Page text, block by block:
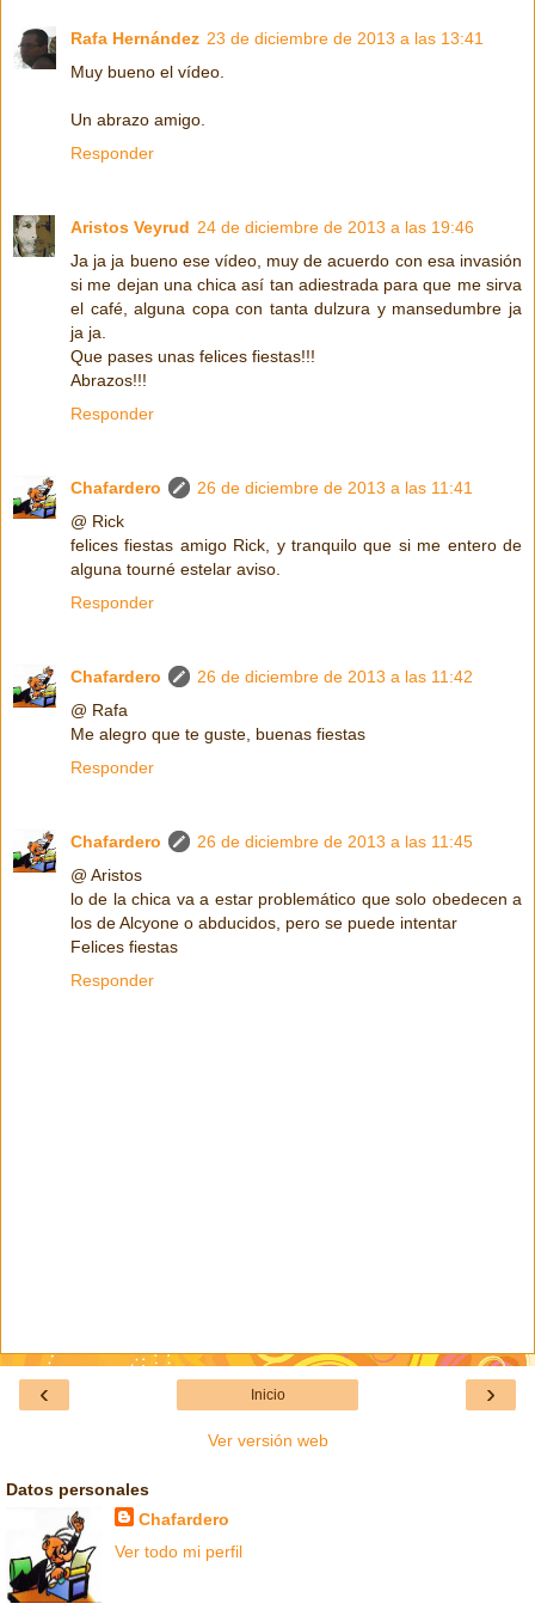
Rafa Hernández 23 de diciembre de 2013 a las 13:41
Muy bueno el vídeo.
Un abrazo amigo.
Responder
Aristos Veyrud 24 de diciembre de 2013 a las 19:46
Ja ja ja bueno ese vídeo, muy de acuerdo con esa invasión
si me dejan una chica así tan adiestrada para que me sirva
el café, alguna copa con tanta dulzura y mansedumbre ja
ja ja.
Que pases unas felices fiestas!!!
Abrazos!!!
Responder
Chafardero
26 de diciembre de 2013 a las 11:41
@ Rick
felices fiestas amigo Rick, y tranquilo que si me entero de
alguna tourné estelar aviso.
Responder
Chafardero
26 de diciembre de 2013 a las 11:42
@ Rafa
Me alegro que te guste, buenas fiestas
Responder
Chafardero
26 de diciembre de 2013 a las 11:45
@ Aristos
lo de la chica va a estar problemático que solo obedecen a
los de Alcyone o abducidos, pero se puede intentar
Felices fiestas
Responder
‹ ›
Inicio
Ver versión web
Datos personales
Chafardero
Ver todo mi perfil